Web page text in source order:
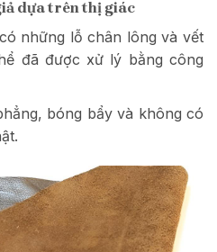
dựa trên thị giác
những lỗ chân lông và vết
đã được xử lý bằng công
bóng bẩy và không có